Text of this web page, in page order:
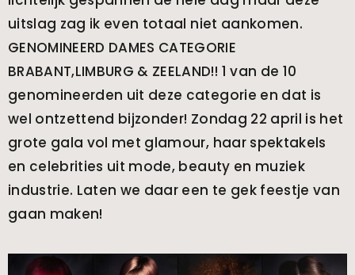
uitslag zag ik even totaal niet aankomen.
GENOMINEERD DAMES CATEGORIE
BRABANT,LIMBURG & ZEELAND!! 1 van de 10
genomineerden uit deze categorie en dat is
wel ontzettend bijzonder! Zondag 22 april is het
grote gala vol met glamour, haar spektakels
en celebrities uit mode, beauty en muziek
industrie. Laten we daar een te gek feestje van
gaan maken!